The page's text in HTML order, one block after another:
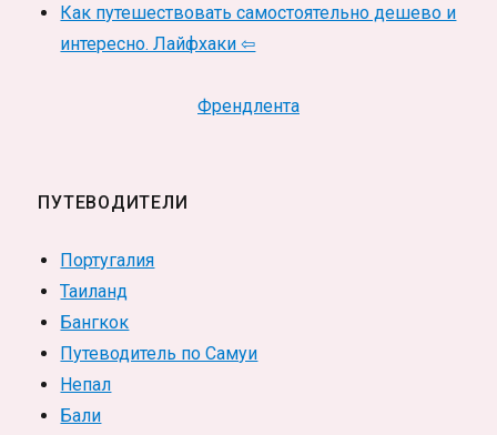
Как путешествовать самостоятельно дешево и
интересно. Лайфхаки ⇦
Френдлента
ПУТЕВОДИТЕЛИ
Португалия
Таиланд
Бангкок
Путеводитель по Самуи
Непал
Бали